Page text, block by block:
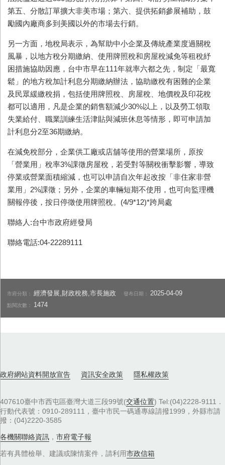
第五、分散訂單擴大非美市場；第六、提供拓銷參展補助，鼓
勵國內廠商多到美國以外的市場去行銷。
另一方面，地稅局表示，為幫助中小企業及傳統產業度過關稅
風暴，以地方稅分期繳納、使用牌照稅和房屋稅減免等租稅紓
困措施協助因應，台中市早在111年就率六都之先，制定「最寬
鬆」的地方稅加計利息分期繳納辦法，協助繳稅有困難的企業
及民眾緩繳稅捐，包括使用牌照稅、房屋稅、地價稅及印花稅
都可以適用，凡是企業的銷售額減少30%以上，以及勞工領取
失業給付、職業訓練生活津貼與減班休息等情形，即可申請加
計利息分2至36期繳納。
在減免稅部分，企業供工廠或店舖等使用的營業場所，原按
「營業用」稅率3%課徵房屋稅，若受對等關稅衝擊影響，導致
停業或營業面積縮減，也可以申請自次年起改按「非住家非營
業用」2%課徵；另外，企業的車輛短期不使用，也可向監理機
關報停後，按日停徵使用牌照稅。(4/9*12)*跨局處
聯絡人:台中市政府經發局
聯絡電話:04-22289111
市府分類：經濟發展,財政稅務,市長施政 發布日期： 2025-04-09
點閱次數： 1474
政府網站資料開放宣告 資訊安全政策 隱私權政策
407610臺中市西屯區臺灣大道三段99號(交通位置) Tel:(04)2228-9111．
行動代表號：0910-289111，臺中市民一碼通專線請撥1999，外縣市請
撥：(04)2220-3585
各機關聯絡資訊 ， 市府電子報
若有具體檢舉、建議或陳情案件，請利用市政信箱